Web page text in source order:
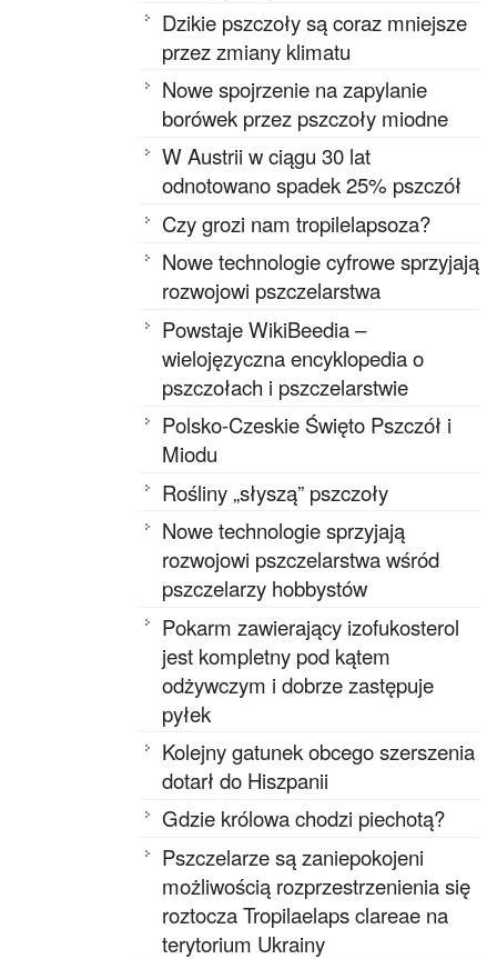
Dzikie pszczoły są coraz mniejsze
przez zmiany klimatu
Nowe spojrzenie na zapylanie
borówek przez pszczoły miodne
W Austrii w ciągu 30 lat
odnotowano spadek 25% pszczół
Czy grozi nam tropilelapsoza?
Nowe technologie cyfrowe sprzyjają
rozwojowi pszczelarstwa
Powstaje WikiBeedia –
wielojęzyczna encyklopedia o
pszczołach i pszczelarstwie
Polsko-Czeskie Święto Pszczół i
Miodu
Rośliny „słyszą” pszczoły
Nowe technologie sprzyjają
rozwojowi pszczelarstwa wśród
pszczelarzy hobbystów
Pokarm zawierający izofukosterol
jest kompletny pod kątem
odżywczym i dobrze zastępuje
pyłek
Kolejny gatunek obcego szerszenia
dotarł do Hiszpanii
Gdzie królowa chodzi piechotą?
Pszczelarze są zaniepokojeni
możliwością rozprzestrzenienia się
roztocza Tropilaelaps clareae na
terytorium Ukrainy